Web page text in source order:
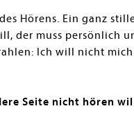
Hörens. Ein ganz
der muss persönlich
Ich will nicht
Seite nicht hören